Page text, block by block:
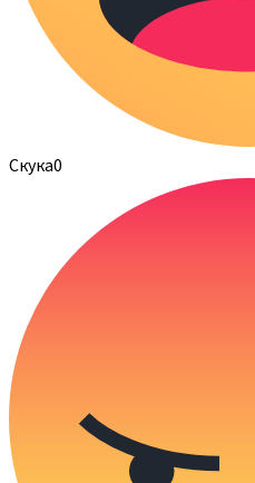
Скука0